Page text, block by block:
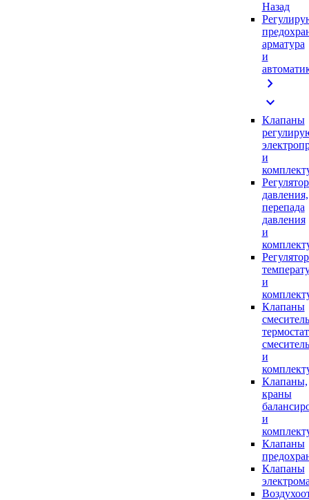
Назад
арматура
и
chevron_right
expand_more
Клапаны
и
давления,
перепада
давления
и
и
Клапаны
и
Клапаны,
краны
и
Клапаны
Клапаны